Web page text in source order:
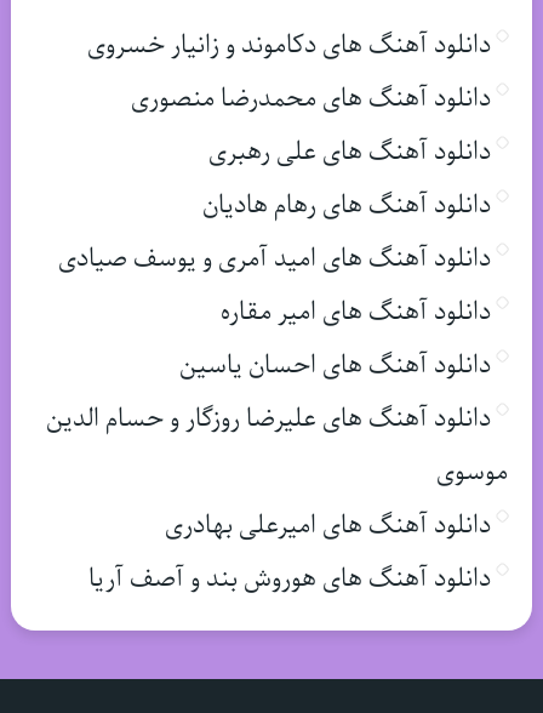
دانلود آهنگ های دکاموند و زانیار خسروی
دانلود آهنگ های محمدرضا منصوری
دانلود آهنگ های علی رهبری
دانلود آهنگ های رهام هادیان
دانلود آهنگ های امید آمری و یوسف صیادی
دانلود آهنگ های امیر مقاره
دانلود آهنگ های احسان یاسین
دانلود آهنگ های علیرضا روزگار و حسام الدین
موسوی
دانلود آهنگ های امیرعلی بهادری
دانلود آهنگ های هوروش بند و آصف آریا